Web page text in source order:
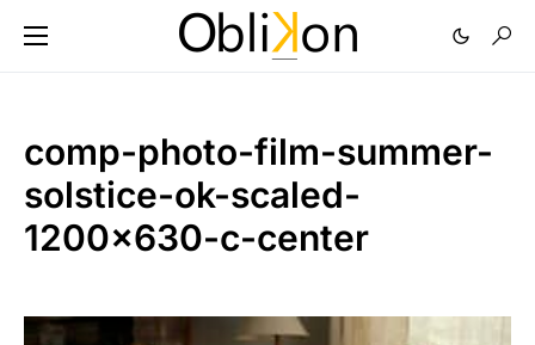
comp-photo-film-summer-
solstice-ok-scaled-
1200×630-c-center